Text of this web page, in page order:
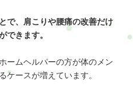
で、肩こりや腰痛の改善だけ
できます。
ームヘルパーの方が体のメン
ケースが増えています。